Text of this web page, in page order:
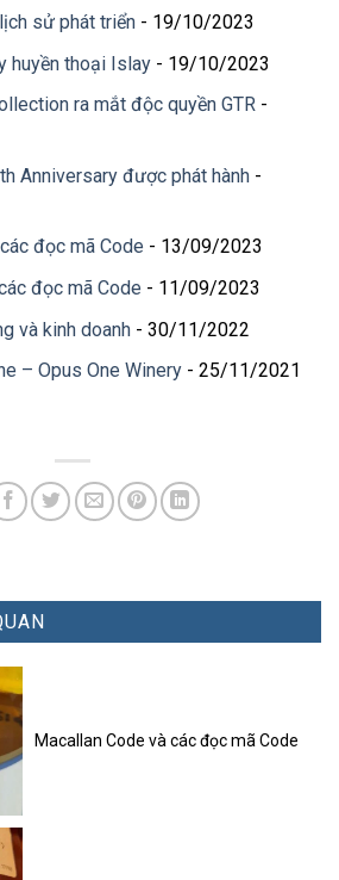
sử phát triển - 19/10/2023
huyền thoại Islay - 19/10/2023
ra mắt độc quyền GTR -
Anniversary được phát hành -
đọc mã Code - 13/09/2023
đọc mã Code - 11/09/2023
và kinh doanh - 30/11/2022
– Opus One Winery - 25/11/2021
Macallan Code và các đọc mã Code